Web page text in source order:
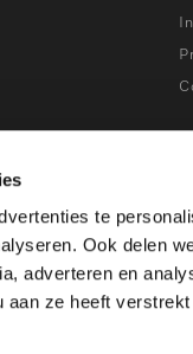
te
Ook delen
adverteren en
ze heeft